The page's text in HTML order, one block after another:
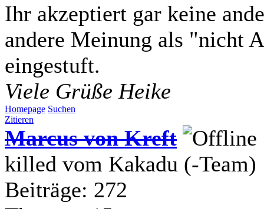
Ihr akzeptiert gar keine
andere Meinung als "nicht
eingestuft.
Viele Grüße Heike
Homepage Suchen
Zitieren
Marcus von Kreft
killed vom Kakadu (-Team)
Beiträge: 272